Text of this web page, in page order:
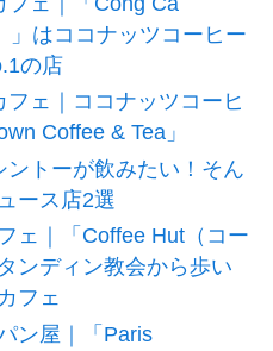
」はココナッツコーヒー
の店
ェ｜ココナッツコーヒ
Coffee & Tea」
ントーが飲みたい！そん
ース店2選
ェ｜「Coffee Hut（コー
ンディン教会から歩い
フェ
ン屋｜「Paris